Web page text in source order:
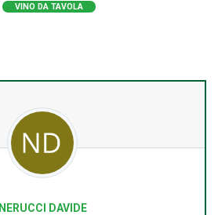
VINO DA TAVOLA
NERUCCI DAVIDE